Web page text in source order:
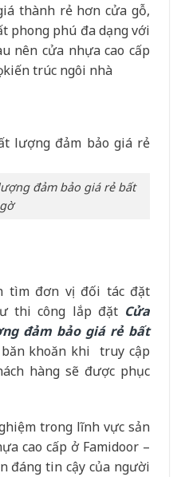
thành rẻ hơn cửa gỗ,
phong phú đa dạng với
nên cửa nhựa cao cấp
kiến trúc ngôi nhà
đảm bảo giá rẻ bất
tìm đơn vị đối tác đặt
thi công lắp đặt Cửa
đảm bảo giá rẻ bất
khoăn khi truy cập
hàng sẽ được phục
trong lĩnh vực sản
cao cấp ở Famidoor –
đáng tin cậy của người